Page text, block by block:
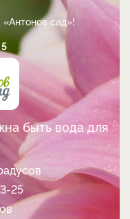
сад»!
быть вода для
25